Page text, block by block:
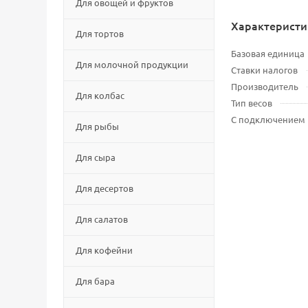
Для овощей и фруктов
Для тортов
Для молочной продукции
Для колбас
Для рыбы
Для сыра
Для десертов
Для салатов
Для кофейни
Для бара
Базовая единица
Ставки налогов
Производитель
Тип весов
С подключением